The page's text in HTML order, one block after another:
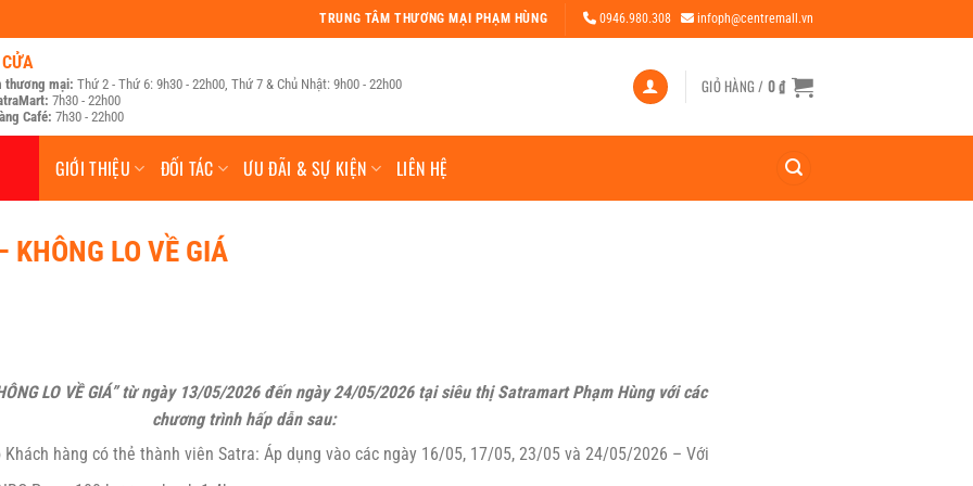
TRUNG TÂM THƯƠNG MẠI PHẠM HÙNG 0946.980.308 infoph@centremall.vn
thương mại: Thứ 2 - Thứ 6: 9h30 - 22h00, Thứ 7 & Chủ Nhật: 9h00 - 22h00
7h30 - 22h00
Café: 7h30 - 22h00
GIỎ HÀNG / 0₫
GIỚI THIỆU ĐỐI TÁC ƯU ĐÃI & SỰ KIỆN LIÊN HỆ
LO VỀ GIÁ
LO VỀ GIÁ” từ ngày 13/05/2026 đến ngày 24/05/2026 tại siêu thị Satramart Phạm Hùng với các
chương trình hấp dẫn sau:
hàng có thẻ thành viên Satra: Áp dụng vào các ngày 16/05, 17/05, 23/05 và 24/05/2026 – Với